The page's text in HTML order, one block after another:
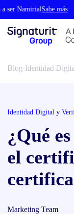
NamirialSabe más
Blog·Identidad
Identidad Digital y
¿Qué
el
Marketing Team